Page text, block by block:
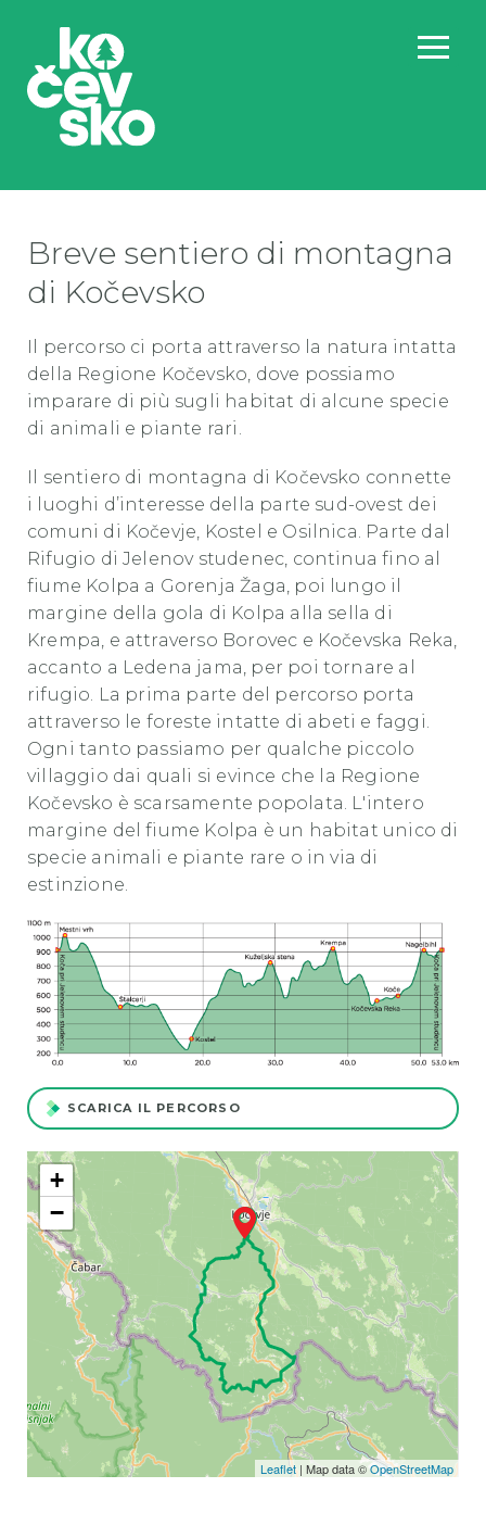
Breve sentiero di montagna
di Kočevsko
Il percorso ci porta attraverso la natura intatta
della Regione Kočevsko, dove possiamo
imparare di più sugli habitat di alcune specie
di animali e piante rari.
Il sentiero di montagna di Kočevsko connette
i luoghi d’interesse della parte sud-ovest dei
comuni di Kočevje, Kostel e Osilnica. Parte dal
Rifugio di Jelenov studenec, continua fino al
fiume Kolpa a Gorenja Žaga, poi lungo il
margine della gola di Kolpa alla sella di
Krempa, e attraverso Borovec e Kočevska Reka,
accanto a Ledena jama, per poi tornare al
rifugio. La prima parte del percorso porta
attraverso le foreste intatte di abeti e faggi.
Ogni tanto passiamo per qualche piccolo
villaggio dai quali si evince che la Regione
Kočevsko è scarsamente popolata. L'intero
margine del fiume Kolpa è un habitat unico di
specie animali e piante rare o in via di
estinzione.
SCARICA IL PERCORSO
+
−
Leaflet | Map data ©OpenStreetMap